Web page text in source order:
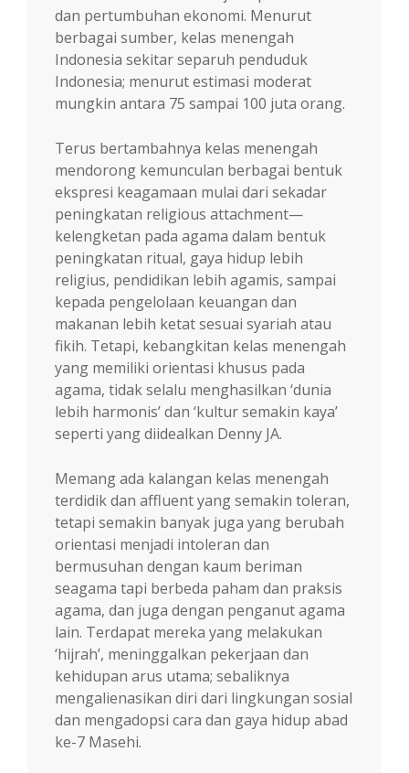
dan pertumbuhan ekonomi. Menurut
berbagai sumber, kelas menengah
Indonesia sekitar separuh penduduk
Indonesia; menurut estimasi moderat
mungkin antara 75 sampai 100 juta orang.
Terus bertambahnya kelas menengah
mendorong kemunculan berbagai bentuk
ekspresi keagamaan mulai dari sekadar
peningkatan religious attachment—
kelengketan pada agama dalam bentuk
peningkatan ritual, gaya hidup lebih
religius, pendidikan lebih agamis, sampai
kepada pengelolaan keuangan dan
makanan lebih ketat sesuai syariah atau
fikih. Tetapi, kebangkitan kelas menengah
yang memiliki orientasi khusus pada
agama, tidak selalu menghasilkan ‘dunia
lebih harmonis’ dan ‘kultur semakin kaya’
seperti yang diidealkan Denny JA.
Memang ada kalangan kelas menengah
terdidik dan affluent yang semakin toleran,
tetapi semakin banyak juga yang berubah
orientasi menjadi intoleran dan
bermusuhan dengan kaum beriman
seagama tapi berbeda paham dan praksis
agama, dan juga dengan penganut agama
lain. Terdapat mereka yang melakukan
‘hijrah’, meninggalkan pekerjaan dan
kehidupan arus utama; sebaliknya
mengalienasikan diri dari lingkungan sosial
dan mengadopsi cara dan gaya hidup abad
ke-7 Masehi.